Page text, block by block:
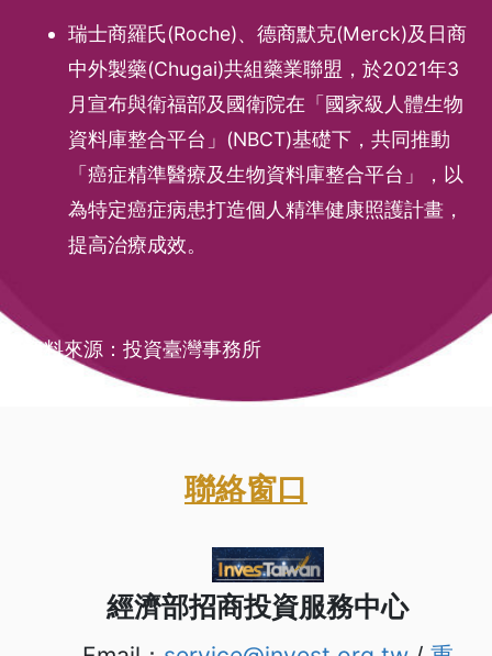
瑞士商羅氏(Roche)、德商默克(Merck)及日商
中外製藥(Chugai)共組藥業聯盟，於2021年3
月宣布與衛福部及國衛院在「國家級人體生物
資料庫整合平台」(NBCT)基礎下，共同推動
「癌症精準醫療及生物資料庫整合平台」，以
為特定癌症病患打造個人精準健康照護計畫，
提高治療成效。
資料來源：投資臺灣事務所
聯絡窗口
經濟部招商投資服務中心